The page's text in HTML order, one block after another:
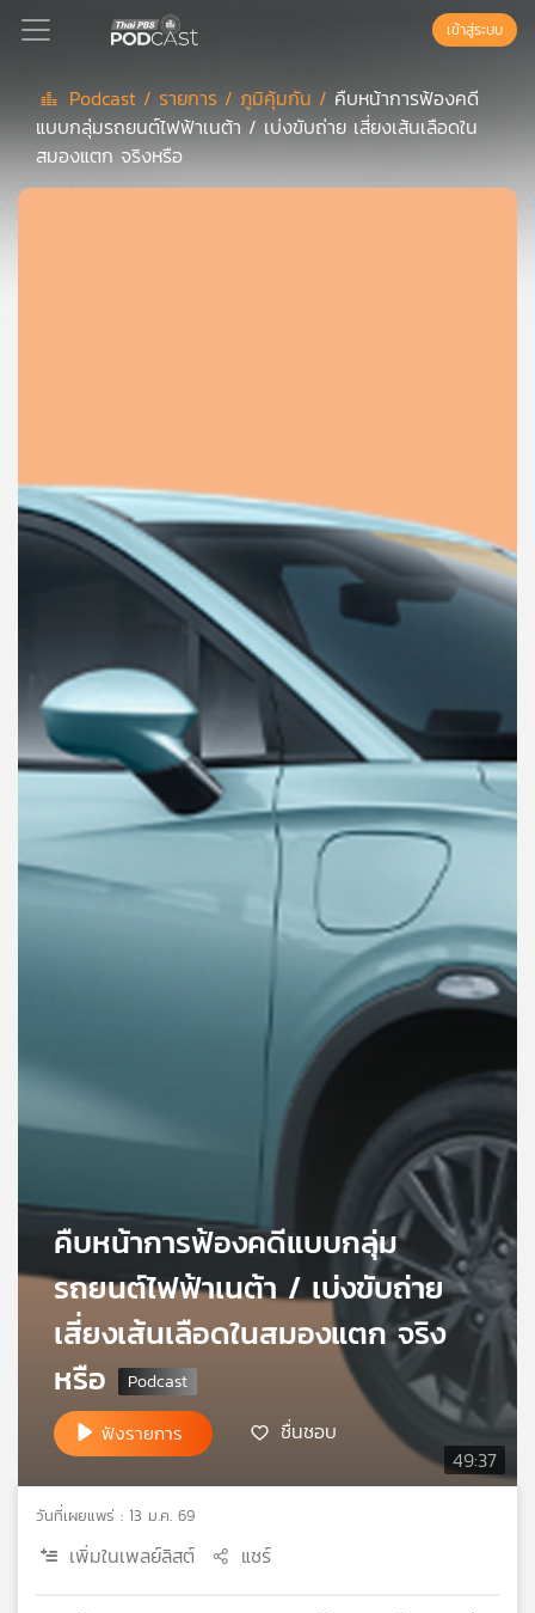
Podcast
สต์
ของ
บทความ
กิจกรรม
ข่าย
พี
แผนที่
เครือ
เข้าสู่ระบบ
Podcast / รายการ /ภูมิคุ้มกัน / คืบหน้าการฟ้องคดี
แบบกลุ่มรถยนต์ไฟฟ้าเนต้า / เบ่งขับถ่าย เสี่ยงเส้นเลือดใน
สมองแตก จริงหรือ
49:37
คืบหน้าการฟ้องคดีแบบกลุ่ม
รถยนต์ไฟฟ้าเนต้า / เบ่งขับถ่าย
เสี่ยงเส้นเลือดในสมองแตก จริง
หรือ
ฟังรายการ ชื่นชอบ
วันที่เผยแพร่ : 13 ม.ค. 69
เพิ่มในเพลย์ลิสต์ แชร์